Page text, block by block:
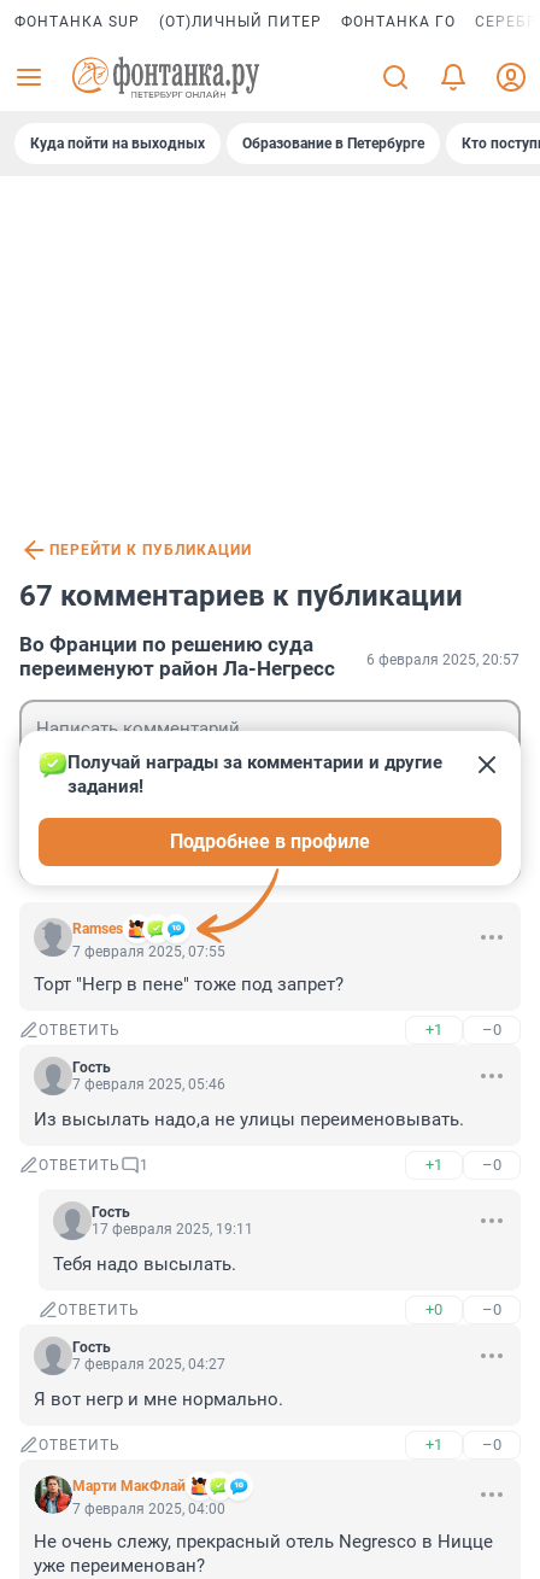
ФОНТАНКА SUP (ОТ)ЛИЧНЫЙ ПИТЕР ФОНТАНКА ГО
Куда пойти на выходных Образование в Петербурге Кто
ПЕРЕЙТИ К ПУБЛИКАЦИИ
67 комментариев к публикации
Во Франции по решению суда
переименуют район Ла-Негресс
6 февраля 2025, 20:57
Ramses
Получай награды за комментарии и другие
задания!
Подробнее в профиле
7 февраля 2025, 07:55
Торт "Негр в пене" тоже под запрет?
ОТВЕТИТЬ +1 –0
Гость
7 февраля 2025, 05:46
Из высылать надо,а не улицы переименовывать.
ОТВЕТИТЬ 1 +1 –0
Гость
17 февраля 2025, 19:11
Тебя надо высылать.
ОТВЕТИТЬ +0 –0
Гость
7 февраля 2025, 04:27
Я вот негр и мне нормально.
ОТВЕТИТЬ +1 –0
Марти МакФлай
7 февраля 2025, 04:00
Не очень слежу, прекрасный отель Negresco в Ницце
уже переименован?